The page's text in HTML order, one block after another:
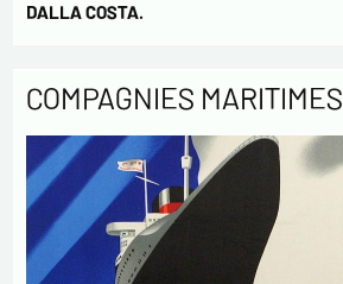
DALLA COSTA.
COMPAGNIES MARITIMES